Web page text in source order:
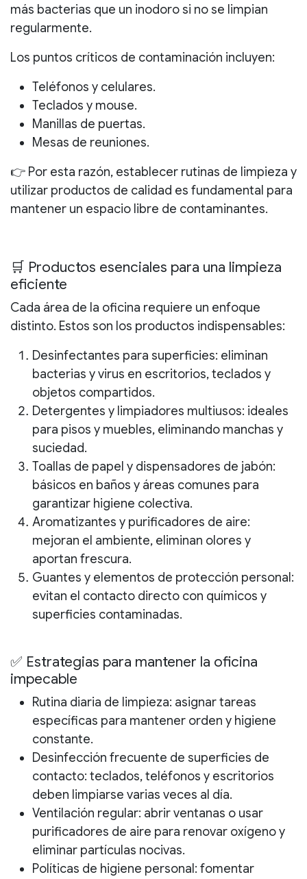
más bacterias que un inodorosi no se limpian
regularmente.
Los puntos críticos de contaminación incluyen:
Teléfonos y celulares.
Teclados y mouse.
Manillas de puertas.
Mesas de reuniones.
👉 Por esta razón, establecer rutinas de limpieza y
utilizar productos de calidad es fundamental para
mantener un espacio libre de contaminantes.
🛒 Productos esenciales para una limpieza
eficiente
Cada área de la oficina requiere un enfoque
distinto. Estos son los productos indispensables:
Desinfectantes para superficies: eliminan
bacterias y virus en escritorios, teclados y
objetos compartidos.
Detergentes y limpiadores multiusos: ideales
para pisos y muebles, eliminando manchas y
suciedad.
Toallas de papel y dispensadores de jabón:
básicos en baños y áreas comunes para
garantizar higiene colectiva.
Aromatizantes y purificadores de aire:
mejoran el ambiente, eliminan olores y
aportan frescura.
Guantes y elementos de protección personal :
evitan el contacto directo con químicos y
superficies contaminadas.
✅ Estrategias para mantener la oficina
impecable
Rutina diaria de limpieza: asignar tareas
específicas para mantener orden y higiene
constante.
Desinfección frecuente de superficies de
contacto: teclados, teléfonos y escritorios
deben limpiarse varias veces al día.
Ventilación regular: abrir ventanas o usar
purificadores de aire para renovar oxígeno y
eliminar partículas nocivas.
Políticas de higiene personal : fomentar